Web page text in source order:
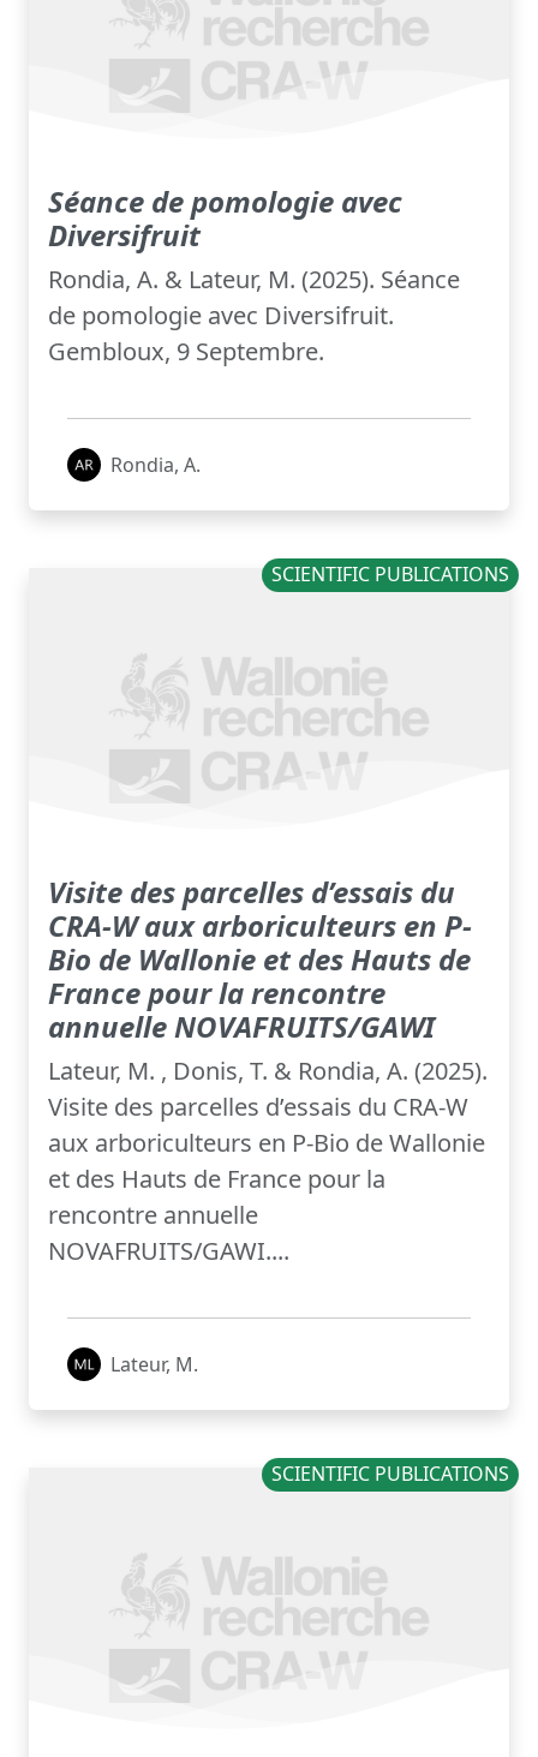
Séance de pomologie avec
Diversifruit
Rondia, A. & Lateur, M. (2025). Séance
de pomologie avec Diversifruit.
Gembloux, 9 Septembre.
Rondia, A.
SCIENTIFIC PUBLICATIONS
Visite des parcelles d’essais du
CRA-W aux arboriculteurs en P-
Bio de Wallonie et des Hauts de
France pour la rencontre
annuelle NOVAFRUITS/GAWI
Lateur, M. , Donis, T. & Rondia, A. (2025).
Visite des parcelles d’essais du CRA-W
aux arboriculteurs en P-Bio de Wallonie
et des Hauts de France pour la
rencontre annuelle
NOVAFRUITS/GAWI....
Lateur, M.
SCIENTIFIC PUBLICATIONS